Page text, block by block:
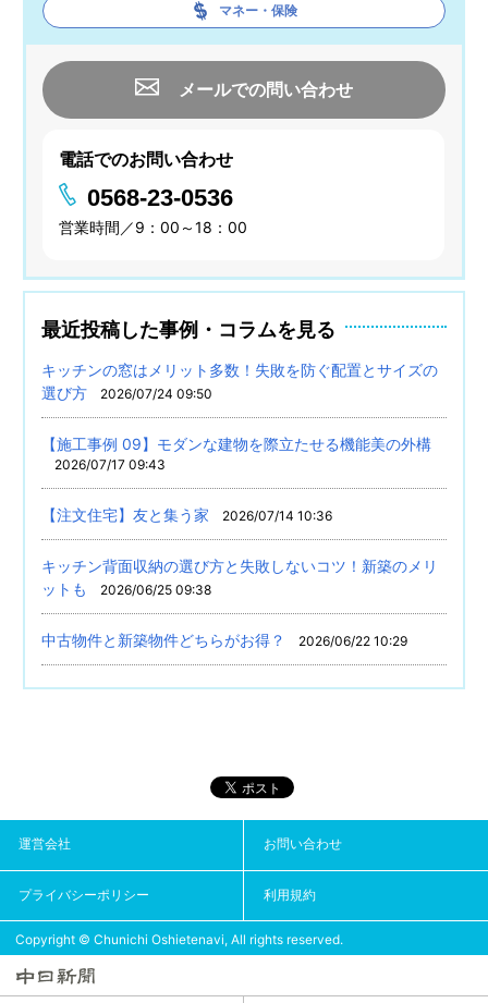
マネー・保険
メールでの問い合わせ
電話でのお問い合わせ
0568-23-0536
営業時間／9：00～18：00
最近投稿した事例・コラムを見る
キッチンの窓はメリット多数！失敗を防ぐ配置とサイズの
選び方
2026/07/24 09:50
【施工事例 09】モダンな建物を際立たせる機能美の外構
2026/07/17 09:43
【注文住宅】友と集う家 2026/07/14 10:36
キッチン背面収納の選び方と失敗しないコツ！新築のメリ
ットも
2026/06/25 09:38
中古物件と新築物件どちらがお得？ 2026/06/22 10:29
運営会社 お問い合わせ
プライバシーポリシー 利用規約
Copyright © Chunichi Oshietenavi, All rights reserved.